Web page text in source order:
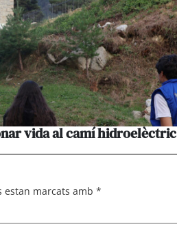
vida al camí hidroelèctric
estan marcats amb *